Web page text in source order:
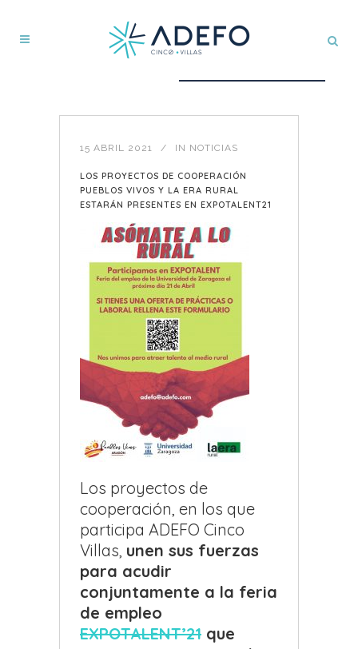
15 ABRIL 2021 IN NOTICIAS
LOS PROYECTOS DE COOPERACIÓN
PUEBLOS VIVOS Y LA ERA RURAL
ESTARÁN PRESENTES EN EXPOTALENT21
Los proyectos de
cooperación, en los que
participa ADEFO Cinco
Villas, unen sus fuerzas
para acudir
conjuntamente a la feria
de empleo
EXPOTALENT’21 que